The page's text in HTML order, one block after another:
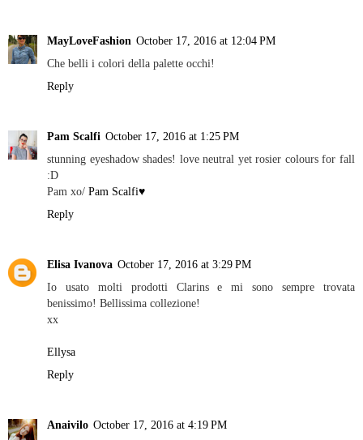
MayLoveFashion October 17, 2016 at 12:04 PM
Che belli i colori della palette occhi!
Reply
Pam Scalfi October 17, 2016 at 1:25 PM
stunning eyeshadow shades! love neutral yet rosier colours for fall
:D
Pam xo/ Pam Scalfi♥
Reply
Elisa Ivanova October 17, 2016 at 3:29 PM
Io usato molti prodotti Clarins e mi sono sempre trovata
benissimo! Bellissima collezione!
xx
Ellysa
Reply
Anaivilo October 17, 2016 at 4:19 PM